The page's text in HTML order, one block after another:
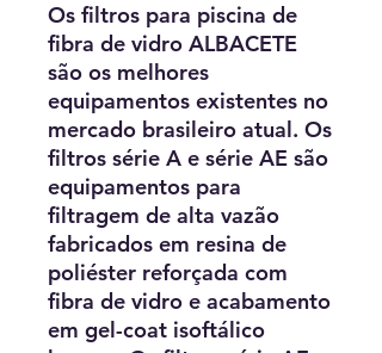
Os filtros para piscina de
fibra de vidro ALBACETE
são os melhores
equipamentos existentes no
mercado brasileiro atual. Os
filtros série A e série AE são
equipamentos para
filtragem de alta vazão
fabricados em resina de
poliéster reforçada com
fibra de vidro e acabamento
em gel-coat isoftálico